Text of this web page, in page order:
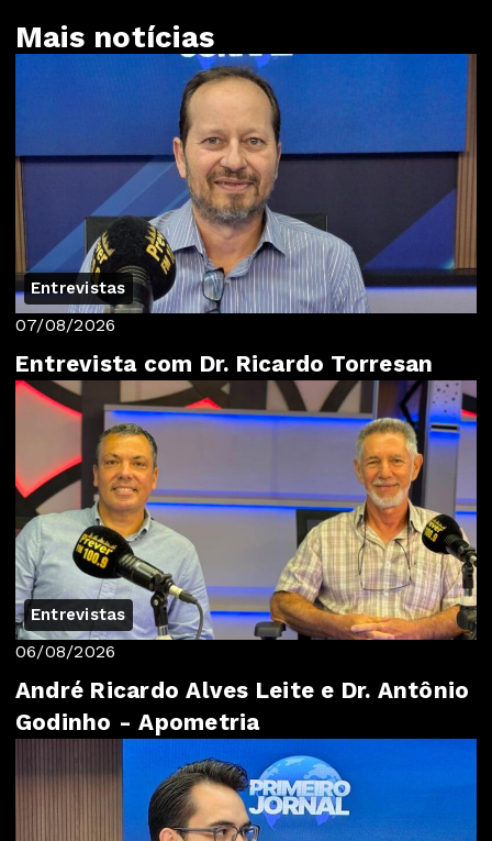
Mais notícias
Entrevistas
07/08/2026
Entrevista com Dr. Ricardo Torresan
Entrevistas
06/08/2026
André Ricardo Alves Leite e Dr. Antônio
Godinho - Apometria